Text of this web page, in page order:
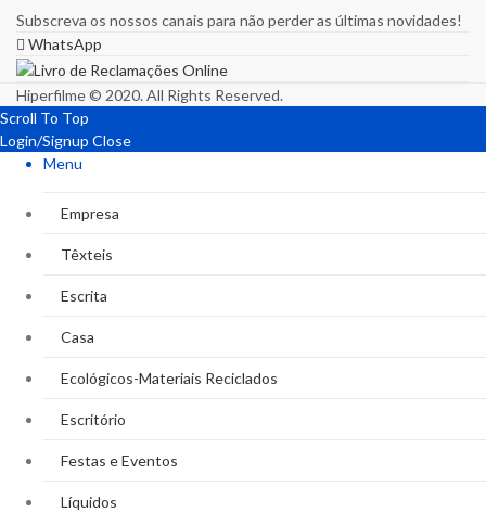
Subscreva os nossos canais para não perder as últimas novidades!
WhatsApp
Hiperfilme © 2020. All Rights Reserved.
Scroll To Top
Login/Signup Close
Menu
Empresa
Têxteis
Escrita
Casa
Ecológicos-Materiais Reciclados
Escritório
Festas e Eventos
Líquidos